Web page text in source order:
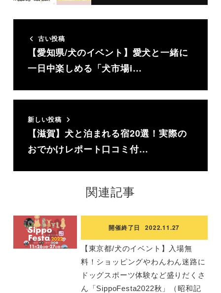
古い投稿
【愛知県/犬のイベント】愛犬と一緒に
一日中楽しめる「犬市場i…
新しい投稿
【滋賀】犬と泊まれる宿20選！実際の
おでかけレポート口コミ付…
関連記事
開催終了日 2022.11.27
【東京都/犬のイベント】入場無
料！ショッピングやわんわん迷路に
ドッグスポーツ体験など盛りだくさ
ん「SippoFesta2022秋」（昭和記